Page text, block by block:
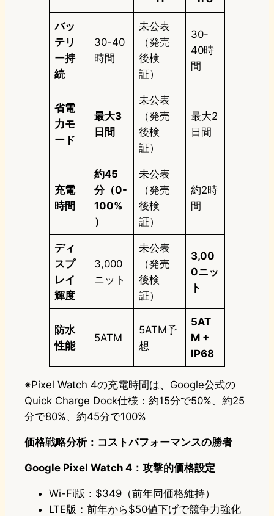
バッ
テリ
ー持
続
30-40
時間
未公表
（発売
後検
証）
30-
40時
間
省電
力モ
ード
最大3
日間
未公表
（発売
後検
証）
最大2
日間
充電
時間
約45
分（0-
100%
）
未公表
（発売
後検
証）
約2時
間
ディ
スプ
レイ
輝度
3,000
ニット
未公表
（発売
後検
証）
3,00
0ニッ
ト
防水
性能
5ATM
5ATM予
想
5AT
M +
IP68
※Pixel Watch 4の充電時間は、Google公式の
Quick Charge Dock仕様：約15分で50%、約25
分で80%、約45分で100%
価格戦略分析：コストパフォーマンスの勝者
Google Pixel Watch 4：攻撃的価格設定
Wi-Fi版：$349（前年同価格維持）
LTE版：前年から$50値下げで競争力強化